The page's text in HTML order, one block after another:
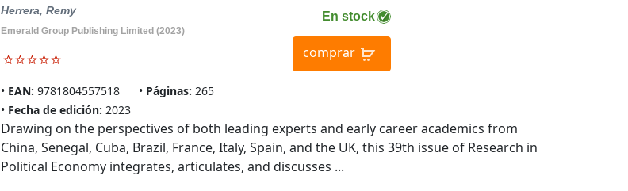
Herrera, Remy
Emerald Group Publishing Limited (2023)
EAN: 9781804557518 Páginas: 265
Fecha de edición: 2023
En stock
comprar
Drawing on the perspectives of both leading experts and early career academics from
China, Senegal, Cuba, Brazil, France, Italy, Spain, and the UK, this 39th issue of Research in
Political Economy integrates, articulates, and discusses ...